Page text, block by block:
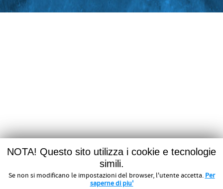
NOTA! Questo sito utilizza i cookie e tecnologie
simili.
Se non si modificano le impostazioni del browser, l'utente accetta. Per
saperne di piu'